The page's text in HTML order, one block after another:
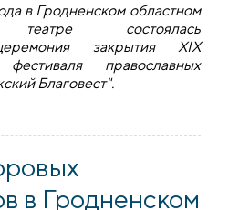
в Гродненском областном
театре состоялась
закрытия XIX
православных
Благовест".
"Коложский Благовест"
в Гродненском